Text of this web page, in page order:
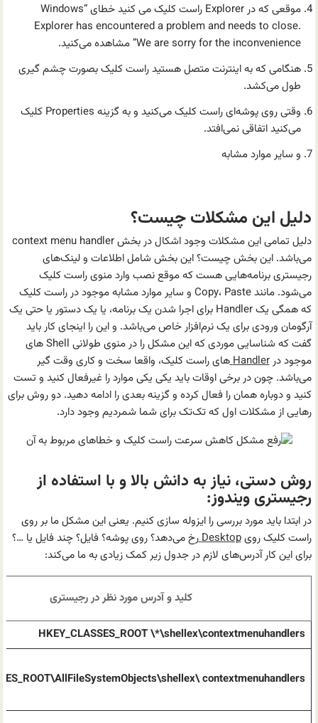
موقعی که در Explorer راست کلیک می کنید خطای “Windows
Explorer has encountered a problem and needs to close.
We are sorry for the inconvenience” مشاهده می‌کنید.
هنگامی که به اینترنت متصل هستید راست کلیک بصورت چشم گیری
طول می‌کشد.
وقتی روی پوشه‌ای راست کلیک می‌کنید و به گزینه Properties کلیک
می‌کنید اتفاقی نمی‌افتد.
و سایر موارد مشابه
دلیل این مشکلات چیست؟
دلیل تمامی این مشکلات وجود اشکال در بخش context menu handler
می‌باشد. این بخش چیست؟ این بخش شامل اطلاعات و لینک‌های
رجیستری برنامه‌هایی هست که موقع نصب وارد منوی راست کلیک
می‌شود. مانند Copy، Paste و سایر موارد مشابه موجود در راست کلیک
که همگی یک Handler برای اجرا شدن یک برنامه، یا یک دستور یا حتی یک
آرگومان ورودی برای یک نرم‌افزار خاص می‌باشد. و این را اینجای کار باید
گفت که شناسایی موردی که این مشکل را در منوی طولانی Shell های
موجود درHandlerهای راست کلیک، واقعا سخت و کاری وقت گیر
می‌باشد. چون در برخی اوقات باید یکی یکی موارد را غیرفعال کنید و تست
کنید و دوباره همان را فعال کرده و گزینه بعدی را ادامه دهید. دو روش برای
رهایی از مشکلات اول که تک‌تک برای شما شمردیم وجود دارد.
روش دستی، نیاز به دانش بالا و با استفاده از
رجیستری ویندوز:
در ابتدا باید مورد بررسی را ایزوله سازی کنیم. یعنی این مشکل ما بر روی
راست کلیک رویDesktopرخ می‌دهد؟ روی پوشه؟ فایل؟ چند فایل یا …؟
برای این کار آدرس‌های لازم در جدول زیر کمک زیادی به ما می‌کند:
کلید و آدرس مورد نظر در رجیستری
HKEY_CLASSES_ROOT \*\shellex\contextmenuhandlers
contextmenuhandlers